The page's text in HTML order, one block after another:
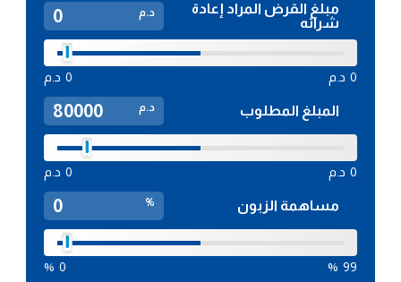
مبلغ القرض المراد إعادة
شرائه
د.م
0 د.م 0 د.م
المبلغ المطلوب د.م
0 د.م 0 د.م
مساهمة الزبون %
0
% 99
%